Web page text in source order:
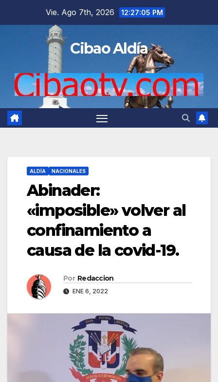
Vie. Ago 7th, 2026 12:27:06 PM
Cibao Aldía
ALDÍA NACIONALES
Abinader:
«imposible» volver al
confinamiento a
causa de la covid-19.
Por Redaccion
ENE 6, 2022